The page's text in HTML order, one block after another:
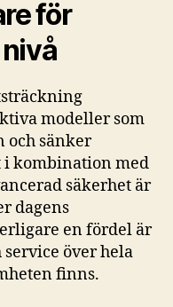
för
modeller som
och sänker
i kombination med
säkerhet är
dagens
en fördel är
service över hela
finns.